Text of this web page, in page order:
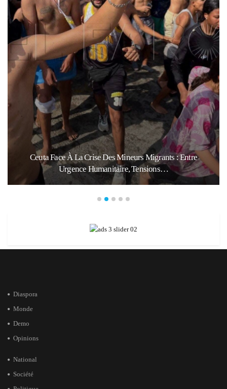
Ceuta Face À La Crise Des Mineurs Migrants : Entre
Urgence Humanitaire, Tensions…
Diaspora
Monde
Demo
Opinions
National
Société